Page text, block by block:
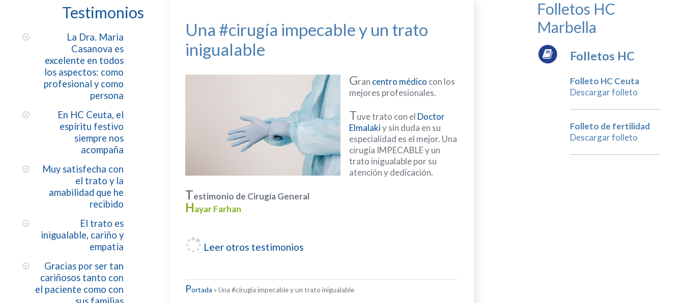
Testimonios
La Dra. Maria
Casanova es
excelente en todos
los aspectos: como
profesional y como
persona
En HC Ceuta, el
espíritu festivo
siempre nos
acompaña
Muy satisfecha con
el trato y la
amabilidad que he
recibido
El trato es
inigualable, cariño y
empatía
Gracias por ser tan
cariñosos tanto con
el paciente como con
Una #cirugía impecable y un trato
inigualable
Gran centro médico con los
mejores profesionales.
Tuve trato con el Doctor
Elmalakiy sin duda en su
especialidad es el mejor. Una
cirugía IMPECABLE y un
trato inigualable por su
atención y dedicación.
Testimonio de Cirugía General
Hayar Farhan
Leer otros testimonios
Portada » Una #cirugía impecable y un trato inigualable
Folletos HC
Marbella
Folletos HC
Folleto HC Ceuta
Descargar folleto
Folleto de fertilidad
Descargar folleto